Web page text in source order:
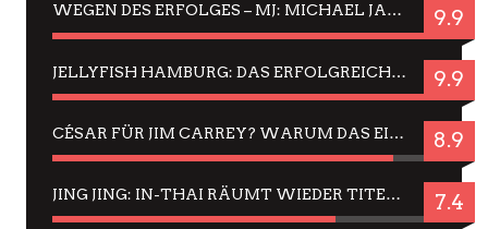
WEGEN DES ERFOLGES – MJ: MICHAEL JACKSON MUSICAL IN EINER MATINEE SEHEN 9.9
JELLYFISH HAMBURG: DAS ERFOLGREICHE SOMMER-MENÜ 2025 IN GEFÜHLEN UND BILDERN 9.9
CÉSAR FÜR JIM CARREY? WARUM DAS EINER DER NERVIGSTEN ACTORS IST UND BLEIBT 8.9
JING JING: IN-THAI RÄUMT WIEDER TITEL AB – EIN ZWEI-STUNDEN-ERLEBNISBERICHT 7.4